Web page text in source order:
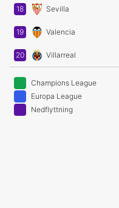
18 Sevilla
19 Valencia
20 Villarreal
Champions League
Europa League
Nedflyttning